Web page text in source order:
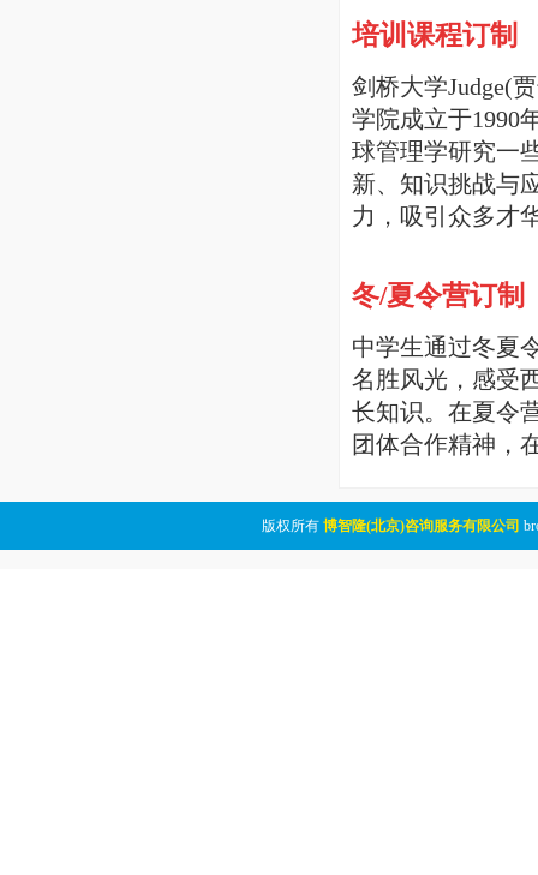
培训课程订制
剑桥大学Judge(
学院成立于1990
球管理学研究一
新、知识挑战与
力，吸引众多才
冬/夏令营订制
中学生通过冬夏
名胜风光，感受
长知识。在夏令
团体合作精神，
版权所有 博智隆(北京)咨询服务有限公司